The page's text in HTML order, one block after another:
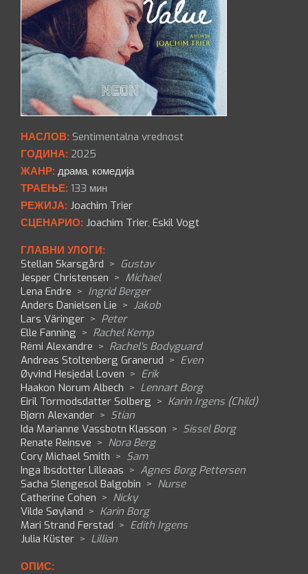
НАСЛОВ: Sentimentalna vrednost
ГОДИНА: 2025
ЖАНР: драма, комедија
ТРАЕЊЕ: 133 мин
РЕЖИЈА: Joachim Trier
СЦЕНАРИО: Joachim Trier, Eskil Vogt
ГЛАВНИ УЛОГИ:
Stellan Skarsgård > Gustav
Jesper Christensen > Michael
Lena Endre > Ingrid Berger
Anders Danielsen Lie > Jakob
Lars Väringer > Peter
Elle Fanning > Rachel Kemp
Rémi Alexandre > Rachel's Bodyguard
Andreas Stoltenberg Granerud > Even
Øyvind Hesjedal Loven > Erik
Haakon Norum Albech > Lennart Borg
Eiril Tormodsdatter Solberg > Karin Irgens (Child)
Bjørn Alexander > Stian
Ida Marianne Vassbotn Klasson > Sissel Borg
Renate Reinsve > Nora Berg
Cory Michael Smith > Sam
Inga Ibsdotter Lilleaas > Agnes Borg Pettersen
Sacha Slengesol Balgobin > Nurse
Catherine Cohen > Nicky
Vilde Søyland > Karin Borg
Mari Strand Ferstad > Edith Irgens
Julia Küster > Lillian
ОПИС: